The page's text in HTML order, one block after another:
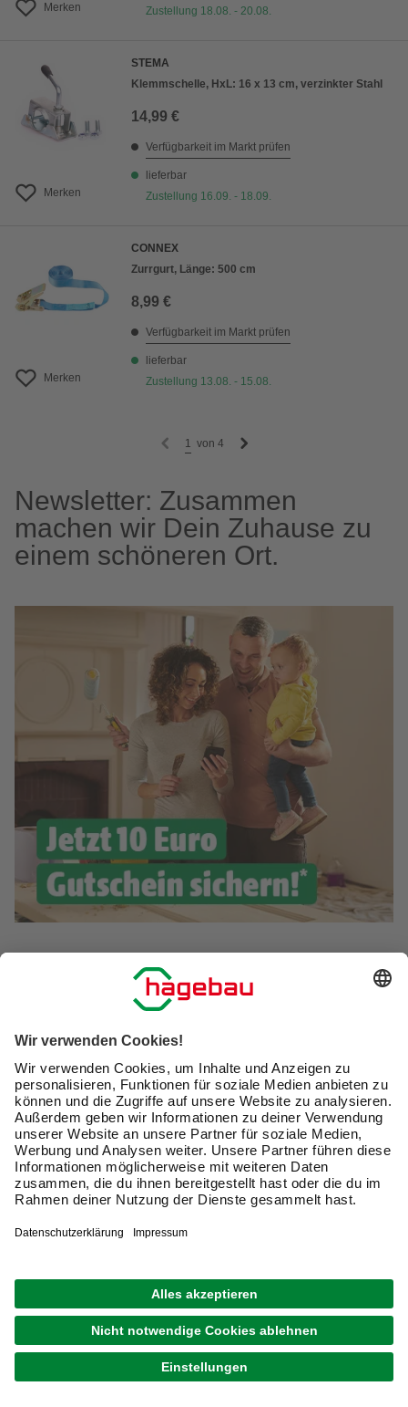
Merken
Zustellung 18.08. - 20.08.
Merken
STEMA
Klemmschelle, HxL: 16 x 13 cm, verzinkter Stahl
14,99 €
Verfügbarkeit im Markt prüfen
lieferbar
Zustellung 16.09. - 18.09.
Merken
CONNEX
Zurrgurt, Länge: 500 cm
8,99 €
Verfügbarkeit im Markt prüfen
lieferbar
Zustellung 13.08. - 15.08.
1 von 4
Newsletter: Zusammen
machen wir Dein Zuhause zu
einem schöneren Ort.
Exklusive Angebote und Gewinnspiele
Kreative Ideen & nützliche Heimwerker-Tipps
E-Mail-Adresse
Friendly Captcha
Ich möchte auf michzugeschnittene E-Mail-Werbung
bin mit derNutzung meiner personenbezogenen
Daten durch hagebau, die E-Mail-Werbung, die
Analyse meines E-Mail-Umgangs sowie die
Zusammenführung und Analyse meiner Kaufdaten,
Coupons und Kartenvorteile umfasst, einverstanden.